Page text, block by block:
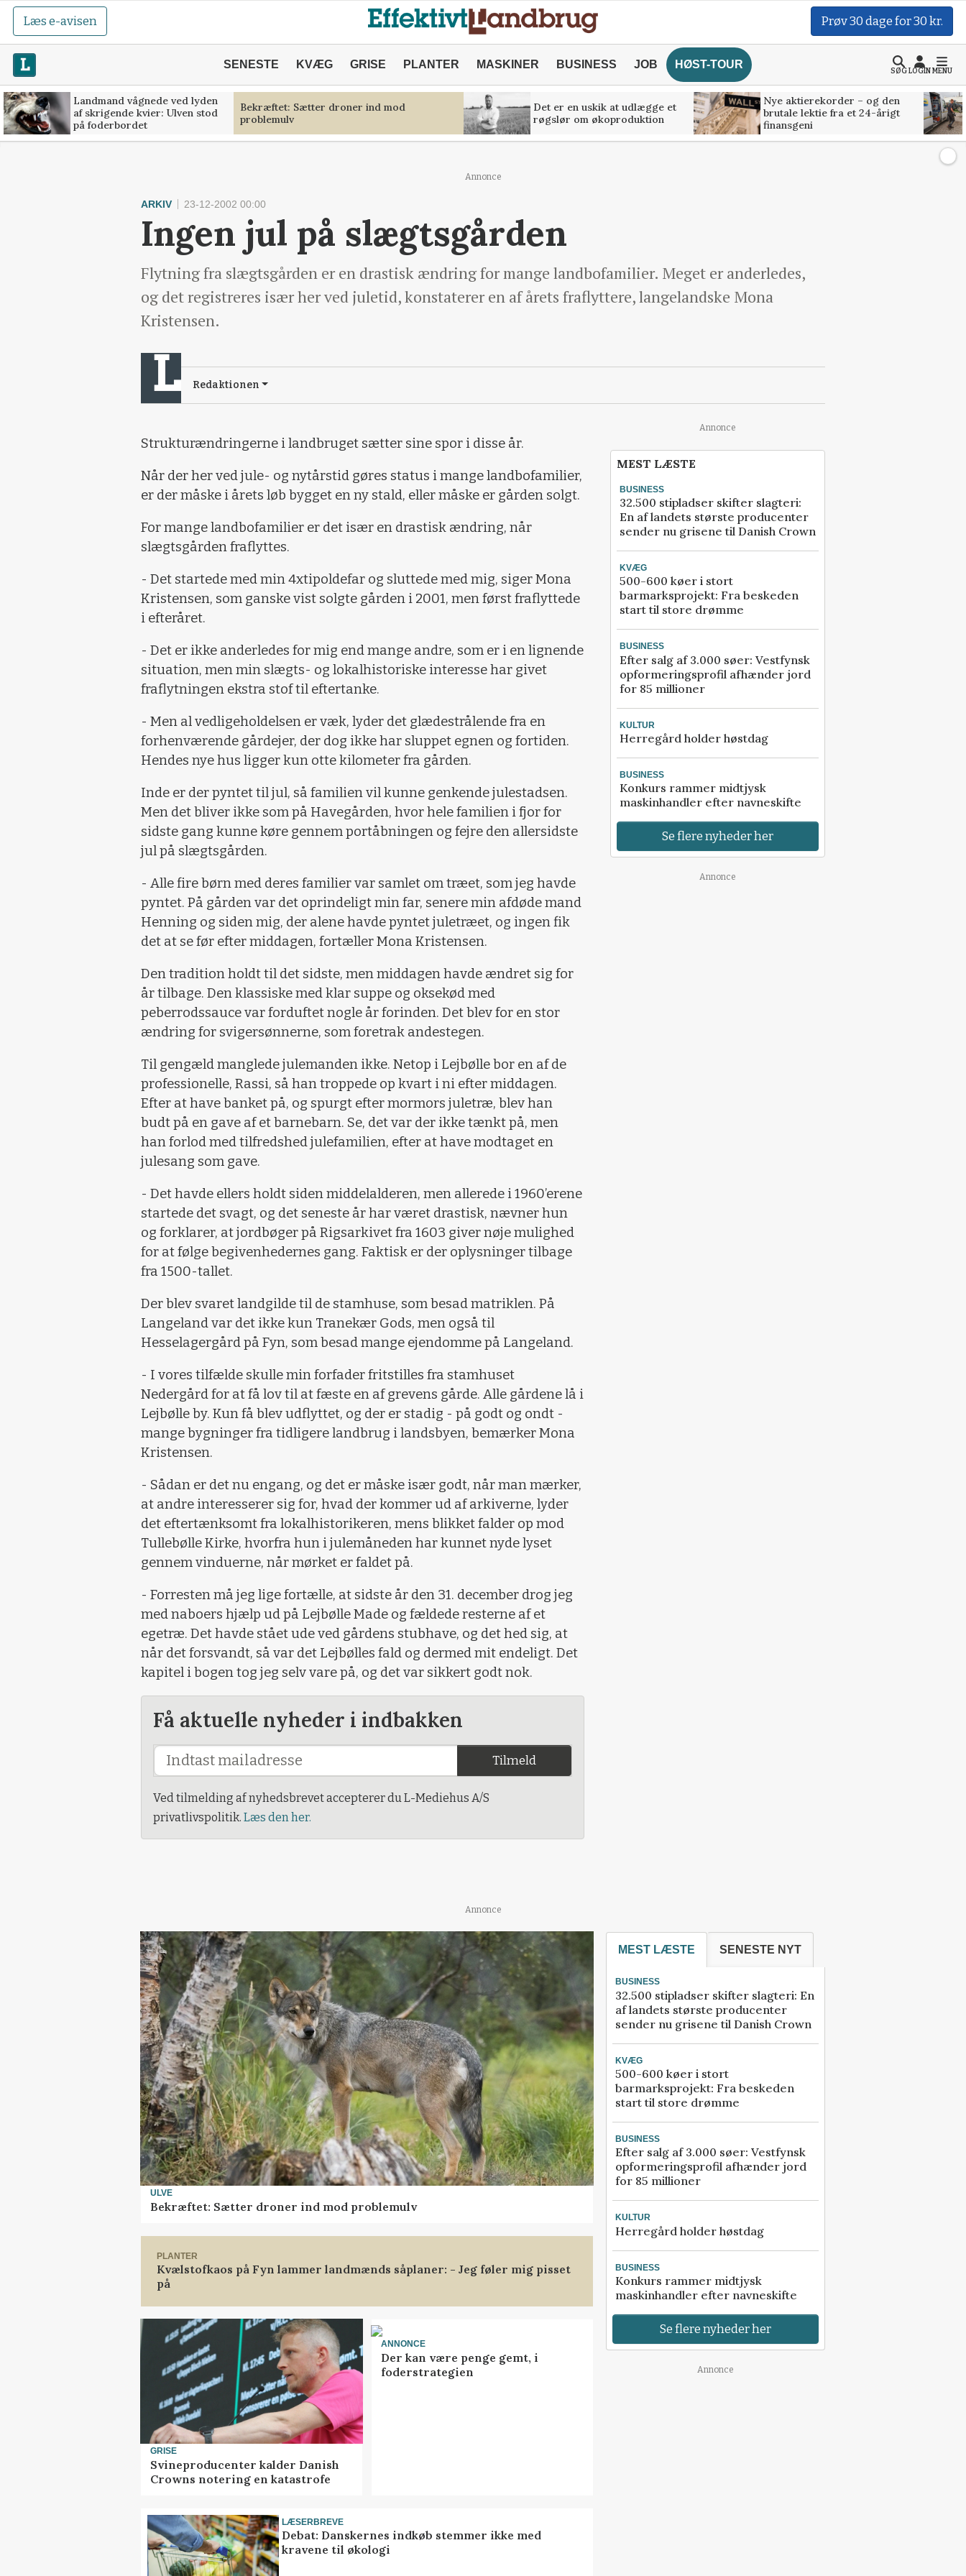
Læs e-avisen Prøv 30 dage for 30 kr.
SENESTE KVÆG GRISE PLANTER MASKINER BUSINESS JOB HØST-TOUR
SØGLOGINMENU
Landmand vågnede ved lyden
af skrigende kvier: Ulven stod
på foderbordet
Bekræftet: Sætter droner ind mod
problemulv
Det er en uskik at udlægge et
røgslør om økoproduktion
Nye aktierekorder – og den
brutale lektie fra et 24-årigt
finansgeni
Annonce
ARKIV 23-12-2002 00:00
Ingen jul på slægtsgården
Flytning fra slægtsgården er en drastisk ændring for mange landbofamilier. Meget er anderledes,
og det registreres især her ved juletid, konstaterer en af årets fraflyttere, langelandske Mona
Kristensen.
Redaktionen
Strukturændringerne i landbruget sætter sine spor i disse år.
Når der her ved jule- og nytårstid gøres status i mange landbofamilier,
er der måske i årets løb bygget en ny stald, eller måske er gården solgt.
For mange landbofamilier er det især en drastisk ændring, når
slægtsgården fraflyttes.
- Det startede med min 4xtipoldefar og sluttede med mig, siger Mona
Kristensen, som ganske vist solgte gården i 2001, men først fraflyttede
i efteråret.
- Det er ikke anderledes for mig end mange andre, som er i en lignende
situation, men min slægts- og lokalhistoriske interesse har givet
fraflytningen ekstra stof til eftertanke.
- Men al vedligeholdelsen er væk, lyder det glædestrålende fra en
forhenværende gårdejer, der dog ikke har sluppet egnen og fortiden.
Hendes nye hus ligger kun otte kilometer fra gården.
Inde er der pyntet til jul, så familien vil kunne genkende julestadsen.
Men det bliver ikke som på Havegården, hvor hele familien i fjor for
sidste gang kunne køre gennem portåbningen og fejre den allersidste
jul på slægtsgården.
- Alle fire børn med deres familier var samlet om træet, som jeg havde
pyntet. På gården var det oprindeligt min far, senere min afdøde mand
Henning og siden mig, der alene havde pyntet juletræet, og ingen fik
det at se før efter middagen, fortæller Mona Kristensen.
Den tradition holdt til det sidste, men middagen havde ændret sig for
år tilbage. Den klassiske med klar suppe og oksekød med
peberrodssauce var forduftet nogle år forinden. Det blev for en stor
ændring for svigersønnerne, som foretrak andestegen.
Til gengæld manglede julemanden ikke. Netop i Lejbølle bor en af de
professionelle, Rassi, så han troppede op kvart i ni efter middagen.
Efter at have banket på, og spurgt efter mormors juletræ, blev han
budt på en gave af et barnebarn. Se, det var der ikke tænkt på, men
han forlod med tilfredshed julefamilien, efter at have modtaget en
julesang som gave.
- Det havde ellers holdt siden middelalderen, men allerede i 1960’erene
startede det svagt, og det seneste år har været drastisk, nævner hun
og forklarer, at jordbøger på Rigsarkivet fra 1603 giver nøje mulighed
for at følge begivenhedernes gang. Faktisk er der oplysninger tilbage
fra 1500-tallet.
Der blev svaret landgilde til de stamhuse, som besad matriklen. På
Langeland var det ikke kun Tranekær Gods, men også til
Hesselagergård på Fyn, som besad mange ejendomme på Langeland.
- I vores tilfælde skulle min forfader fritstilles fra stamhuset
Nedergård for at få lov til at fæste en af grevens gårde. Alle gårdene lå i
Lejbølle by. Kun få blev udflyttet, og der er stadig - på godt og ondt -
mange bygninger fra tidligere landbrug i landsbyen, bemærker Mona
Kristensen.
- Sådan er det nu engang, og det er måske især godt, når man mærker,
at andre interesserer sig for, hvad der kommer ud af arkiverne, lyder
det eftertænksomt fra lokalhistorikeren, mens blikket falder op mod
Tullebølle Kirke, hvorfra hun i julemåneden har kunnet nyde lyset
gennem vinduerne, når mørket er faldet på.
- Forresten må jeg lige fortælle, at sidste år den 31. december drog jeg
med naboers hjælp ud på Lejbølle Made og fældede resterne af et
egetræ. Det havde stået ude ved gårdens stubhave, og det hed sig, at
når det forsvandt, så var det Lejbølles fald og dermed mit endeligt. Det
kapitel i bogen tog jeg selv vare på, og det var sikkert godt nok.
Få aktuelle nyheder i indbakken
Tilmeld
Ved tilmelding af nyhedsbrevet accepterer du L-Mediehus A/S
privatlivspolitik. Læs den her.
Annonce
MEST LÆSTE
BUSINESS
32.500 stipladser skifter slagteri:
En af landets største producenter
sender nu grisene til Danish Crown
KVÆG
500-600 køer i stort
barmarksprojekt: Fra beskeden
start til store drømme
BUSINESS
Efter salg af 3.000 søer: Vestfynsk
opformeringsprofil afhænder jord
for 85 millioner
KULTUR
Herregård holder høstdag
BUSINESS
Konkurs rammer midtjysk
maskinhandler efter navneskifte
Se flere nyheder her
Annonce
Annonce
ULVE
Bekræftet: Sætter droner ind mod problemulv
PLANTER
Kvælstofkaos på Fyn lammer landmænds såplaner: - Jeg føler mig pisset
på
GRISE
Svineproducenter kalder Danish
Crowns notering en katastrofe
ANNONCE
Der kan være penge gemt, i
foderstrategien
LÆSERBREVE
Debat: Danskernes indkøb stemmer ikke med
kravene til økologi
MEST LÆSTE SENESTE NYT
BUSINESS
32.500 stipladser skifter slagteri: En
af landets største producenter
sender nu grisene til Danish Crown
KVÆG
500-600 køer i stort
barmarksprojekt: Fra beskeden
start til store drømme
BUSINESS
Efter salg af 3.000 søer: Vestfynsk
opformeringsprofil afhænder jord
for 85 millioner
KULTUR
Herregård holder høstdag
BUSINESS
Konkurs rammer midtjysk
maskinhandler efter navneskifte
Se flere nyheder her
Annonce